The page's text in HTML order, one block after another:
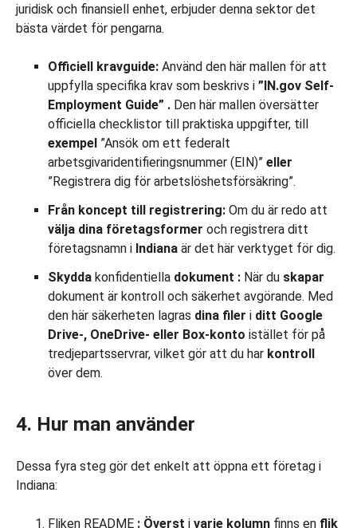
juridisk och finansiell enhet, erbjuder denna sektor det
bästa värdet för pengarna.
Officiell kravguide: Använd den här mallen för att
uppfylla specifika krav som beskrivs i ”IN.gov Self-
Employment Guide” . Den här mallen översätter
officiella checklistor till praktiska uppgifter, till
exempel ”Ansök om ett federalt
arbetsgivaridentifieringsnummer (EIN)” eller
”Registrera dig för arbetslöshetsförsäkring”.
Från koncept till registrering: Om du är redo att
välja dina företagsformer och registrera ditt
företagsnamn i Indiana är det här verktyget för dig.
Skydda konfidentiella dokument : När du skapar
dokument är kontroll och säkerhet avgörande. Med
den här säkerheten lagras dina filer i ditt Google
Drive-, OneDrive- eller Box-konto istället för på
tredjepartsservrar, vilket gör att du har kontroll
över dem.
4. Hur man använder
Dessa fyra steg gör det enkelt att öppna ett företag i
Indiana:
Fliken README : Överst i varje kolumn finns en flik